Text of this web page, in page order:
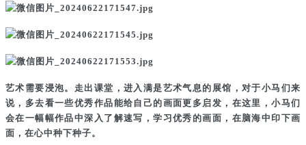
艺术需要浸泡。走出课堂，进入满是艺术气息的展馆，对于小马们来
说，多去看一些优秀作品能给自己的画面更多启发，在这里，小马们
会在一幅幅作品中深入了解速写，学习优秀的画面，在脑海中印下画
面，在心中种下种子。